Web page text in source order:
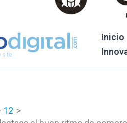
Inicio
12